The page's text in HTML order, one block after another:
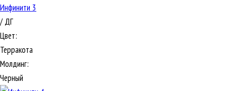
Инфинити 3
/ ДГ
Цвет:
Терракота
Молдинг:
Черный